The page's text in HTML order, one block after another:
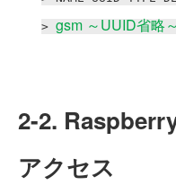
> gsm ～UUID省略
2-2.
アクセス